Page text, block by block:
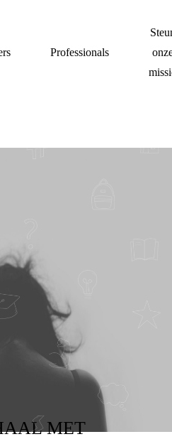
Professionals
ELKAAR
MET